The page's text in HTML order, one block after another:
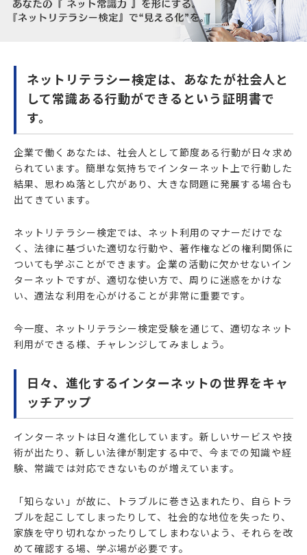
ネットリテラシー検定は、あなたが社会人と
して常識ある行動ができるという証明書で
す。
企業で働くあなたは、社会人として節度ある行動が日々求め
られています。簡単な気持ちでインターネット上で行動した
結果、思わぬ落とし穴があり、大きな問題に発展する場合も
出てきています。
ネットリテラシー検定では、ネット利用のマナーだけでな
く、法律に基づいた適切な行動や、著作権などの権利関係に
ついても学ぶことができます。企業の活動に欠かせないイン
ターネットですが、適切な使い方で、周りに迷惑をかけな
い、適法な利用を心がけることが非常に重要です。
今一度、ネットリテラシー検定受験を通じて、適切なネット
利用ができる様、チャレンジしてみましょう。
日々、進化するインターネットの世界をキャ
ッチアップ
インターネットは日々進化しています。新しいサービスや技
術が出たり、新しい法律が制定する中で、今までの知識や経
験、常識では対応できないものが増えています。
「知らない」が故に、トラブルに巻き込まれたり、自らトラ
ブルを起こしてしまったりして、社会的な地位を失ったり、
家族を守り切れなかったりしてしまわないよう、それらを改
めて確認する場、学ぶ場が必要です。